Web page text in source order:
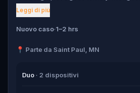
and Walter Bridges . Bella, a famous
found dead during a ghost tour led by
Walter, the obsessed boyfriend? Percy,
suspects, and expose the real
Leggi di più
Nuovo caso·1–2 hrs
📍 Parte da Saint Paul, MN
Duo · 2 dispositivi